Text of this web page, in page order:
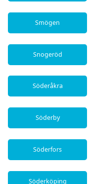
Smögen
Snogeröd
Söderåkra
Söderby
Söderfors
Söderköping